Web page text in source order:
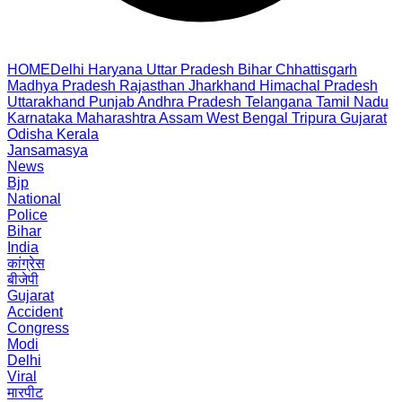
HOMEDelhi Haryana Uttar Pradesh Bihar Chhattisgarh
Madhya Pradesh Rajasthan Jharkhand Himachal Pradesh
Uttarakhand PunjabAndhra Pradesh Telangana Tamil Nadu
Karnataka Maharashtra Assam West Bengal Tripura Gujarat
Odisha Kerala
Jansamasya
News
Bjp
National
Police
Bihar
India
कांग्रेस
बीजेपी
Gujarat
Accident
Congress
Modi
Delhi
Viral
मारपीट